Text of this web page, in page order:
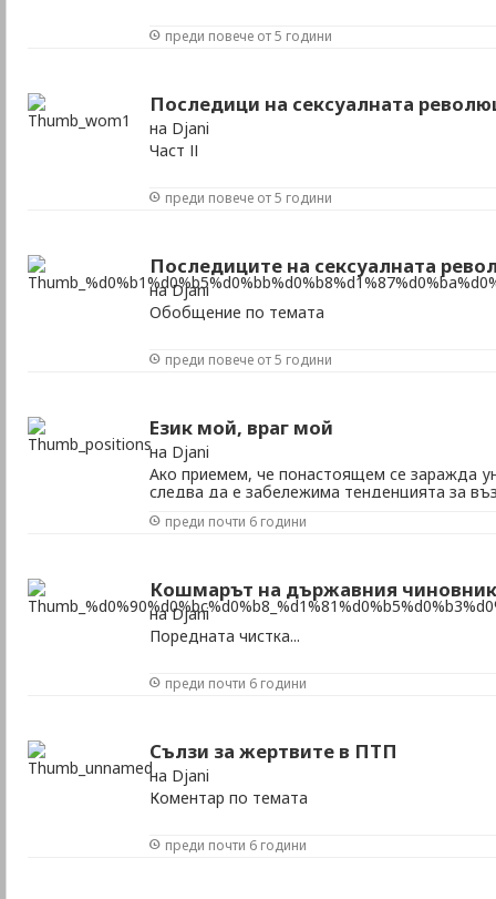
преди повече от 5 години
Последици на сексуалната
на Djani
Част ІІ
преди повече от 5 години
Последиците на сексуалната
на Djani
Обобщение по темата
преди повече от 5 години
Език мой, враг мой
на Djani
Ако приемем, че понастоящем се заражда
следва да е забележима тенденцията за
преди почти 6 години
Кошмарът на държавния чиновник
на Djani
Поредната чистка...
преди почти 6 години
Сълзи за жертвите в ПТП
на Djani
Коментар по темата
преди почти 6 години